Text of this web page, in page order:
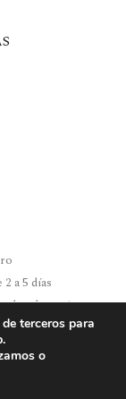
a 5 días
local gratuita
calidad
terceros para